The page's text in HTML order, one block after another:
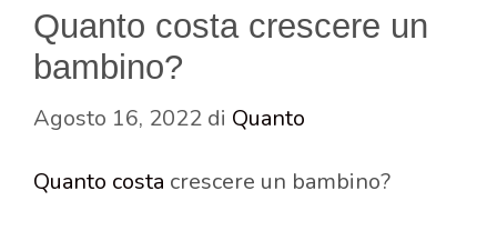
Quanto costa crescere un
bambino?
Agosto 16, 2022 di Quanto
Quanto costa crescere un bambino?